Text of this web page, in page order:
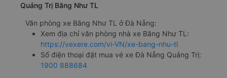
Quảng Trị Băng Như TL
Văn phòng xe Băng Như TL ở Đà Nẵng:
Xem địa chỉ văn phòng nhà xe Băng Như TL:
https://vexere.com/vi-VN/xe-bang-nhu-tl
Số điện thoại đặt mua vé xe Đà Nẵng Quảng Trị:
1900 888684